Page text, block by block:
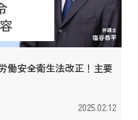
働安全衛生法改正！主要
2025.02.12